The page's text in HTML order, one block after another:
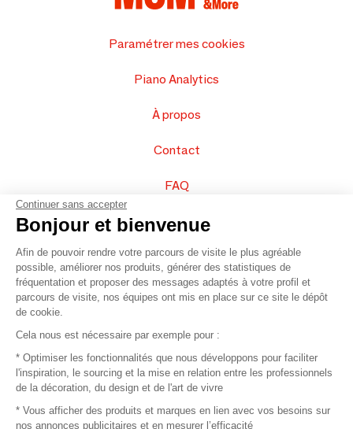
Paramétrer mes cookies
Piano Analytics
À propos
Contact
FAQ
Vendez vos produits
Plan du site
© 2016 –Organisation SAFI
Recrutement
Continuer sans accepter
Bonjour et bienvenue
Afin de pouvoir rendre votre parcours de visite le plus agréable
possible, améliorer nos produits, générer des statistiques de
fréquentation et proposer des messages adaptés à votre profil et
parcours de visite, nos équipes ont mis en place sur ce site le dépôt
de cookie.
Cela nous est nécessaire par exemple pour :
* Optimiser les fonctionnalités que nous développons pour faciliter
l'inspiration, le sourcing et la mise en relation entre les professionnels
de la décoration, du design et de l'art de vivre
* Vous afficher des produits et marques en lien avec vos besoins sur
nos annonces publicitaires et en mesurer l’efficacité